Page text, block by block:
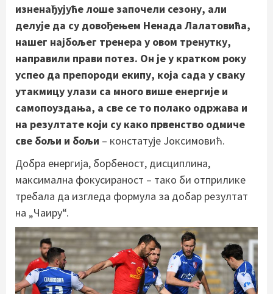
изненађујуће лоше започели сезону, али
делује да су довођењем Ненада Лалатовића,
нашег најбољег тренера у овом тренутку,
направили прави потез. Он је у кратком року
успео да препороди екипу, која сада у сваку
утакмицу улази са много више енергије и
самопоуздања, а све се то полако одржава и
на резултате који су како првенство одмиче
све бољи и бољи – констатује Јоксимовић.
Добра енергија, борбеност, дисциплина,
максимална фокусираност – тако би отприлике
требала да изгледа формула за добар резултат
на „Чаиру“.